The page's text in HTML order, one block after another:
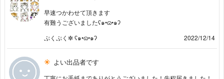
早速つかわせて頂きます
有難うございましたʕ๑•ɷ•๑ʔ
ぷくぷく✼ ʕ๑•ɷ•๑ʔ
2022/12/14
よい出品者です